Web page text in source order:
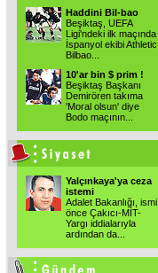
Haddini Bil-bao
Beşiktaş, UEFA
Ligi'ndeki ilk maçında
İspanyol ekibi Athletic
Bilbao
10'ar bin $ prim !
Beşiktaş Başkanı
Demirören takıma
'Moral olsun' diye
Bodo maçının
Yalçınkaya'ya ceza
istemi
Adalet Bakanlığı, ismi
önce Çakıcı-MİT-
Yargı iddialarıyla
ardından da